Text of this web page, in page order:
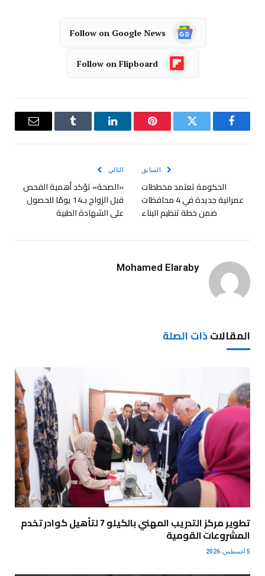
Follow on Google News
Follow on Flipboard
فيسبوك تويتر بينتيريستلينكدإن Tumblr
البريد
السابق
الحكومة تعتمد مخططات
عمرانية جديدة في 4 محافظات
ضمن خطة تنظيم البناء
التالي
«الصحة» تؤكد أهمية الفحص
قبل الزواج بـ14 يومًا للحصول
على الشهادة الطبية
Mohamed Elaraby
المقالاتذات الصلة
تطوير مركز التدريب المهني بالكيلو 7 لتأهيل كوادر تخدم
المشروعات القومية
5 أغسطس، 2026